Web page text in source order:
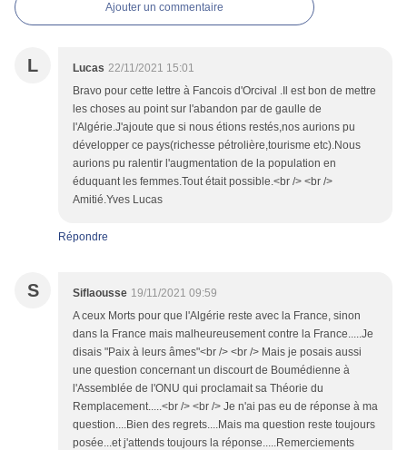
Ajouter un commentaire
L Lucas 22/11/2021 15:01
Bravo pour cette lettre à Fancois d'Orcival .Il est bon de mettre
les choses au point sur l'abandon par de gaulle de
l'Algérie.J'ajoute que si nous étions restés,nos aurions pu
développer ce pays(richesse pétrolière,tourisme etc).Nous
aurions pu ralentir l'augmentation de la population en
éduquant les femmes.Tout était possible.<br /> <br />
Amitié.Yves Lucas
Répondre
S Siflaousse 19/11/2021 09:59
A ceux Morts pour que l'Algérie reste avec la France, sinon
dans la France mais malheureusement contre la France.....Je
disais "Paix à leurs âmes"<br /> <br /> Mais je posais aussi
une question concernant un discourt de Boumédienne à
l'Assemblée de l'ONU qui proclamait sa Théorie du
Remplacement.....<br /> <br /> Je n'ai pas eu de réponse à ma
question....Bien des regrets....Mais ma question reste toujours
posée...et j'attends toujours la réponse.....Remerciements